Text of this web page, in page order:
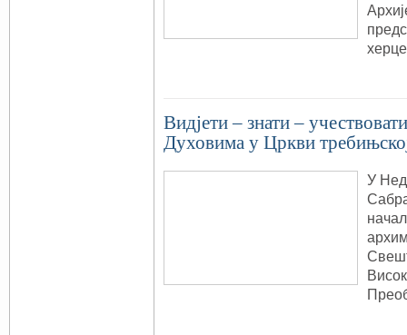
Видјети – знати –
Духовима у Цркви
У